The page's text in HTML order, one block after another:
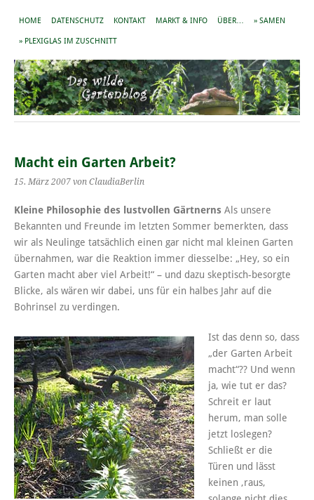
HOME DATENSCHUTZ KONTAKT MARKT & INFO ÜBER… » SAMEN
» PLEXIGLAS IM ZUSCHNITT
Macht ein Garten Arbeit?
15. März 2007 von ClaudiaBerlin
Kleine Philosophie des lustvollen Gärtnerns Als unsere
Bekannten und Freunde im letzten Sommer bemerkten, dass
wir als Neulinge tatsächlich einen gar nicht mal kleinen Garten
übernahmen, war die Reaktion immer diesselbe: „Hey, so ein
Garten macht aber viel Arbeit!“ – und dazu skeptisch-besorgte
Blicke, als wären wir dabei, uns für ein halbes Jahr auf die
Bohrinsel zu verdingen.
Ist das denn so, dass
„der Garten Arbeit
macht“?? Und wenn
ja, wie tut er das?
Schreit er laut
herum, man solle
jetzt loslegen?
Schließt er die
Türen und lässt
keinen ‚raus,